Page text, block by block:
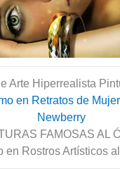
Arte Hiperrealista
en Retratos de
Newberry
FAMOSAS AL
en Rostros Artísticos